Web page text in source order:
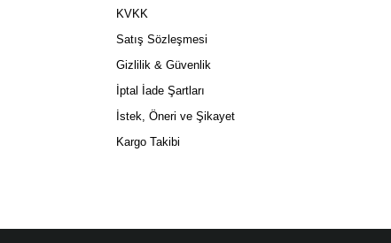
KVKK
Satış Sözleşmesi
Gizlilik & Güvenlik
İptal İade Şartları
İstek, Öneri ve Şikayet
Kargo Takibi